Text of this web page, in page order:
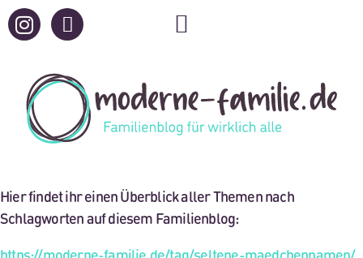
Hier findet ihr einen Überblick aller Themen nach
Schlagworten auf diesem Familienblog: